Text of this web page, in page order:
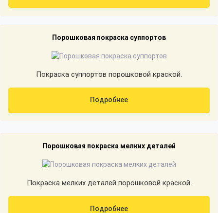
Порошковая покраска суппортов
Покраска суппортов порошковой краской.
Подробнее
Порошковая покраска мелких деталей
Покраска мелких деталей порошковой краской.
Подробнее